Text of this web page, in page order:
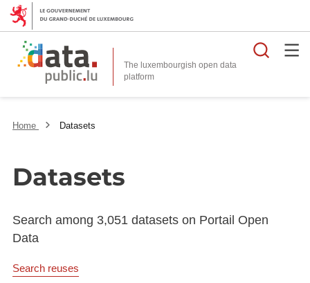
The luxembourgish open data
platform
Home Datasets
Datasets
Search among 3,051 datasets on Portail Open
Data
Search reuses